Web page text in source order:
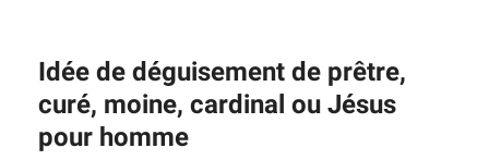
Idée de déguisement de prêtre,
curé, moine, cardinal ou Jésus
pour homme